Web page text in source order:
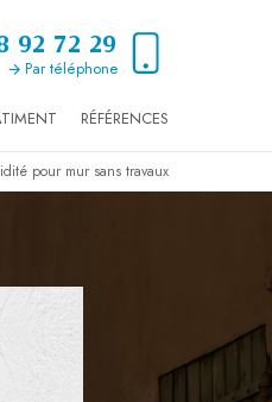
92 72 29
Par téléphone
RÉFÉRENCES
pour mur sans travaux